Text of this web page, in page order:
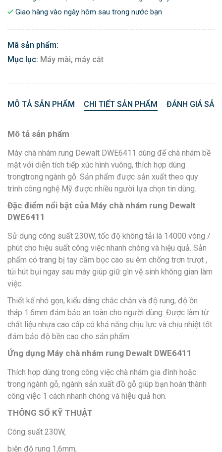
Giao hàng vào ngày hôm sau trong nước bạn
Mã sản phẩm:
Mục lục: Máy mài, máy cắt
MÔ TẢ SẢN PHẨM CHI TIẾT SẢN PHẨM ĐÁNH GIÁ
Mô tả sản phẩm
Máy chà nhám rung Dewalt DWE6411 dùng để chà nhám bề
mặt với diện tích tiếp xúc hình vuông, thích hợp dùng
trongtrong ngành gỗ. Sản phẩm được sản xuất theo quy
trình công nghệ Mỹ được nhiều người lựa chọn tin dùng.
Đặc điểm nổi bật của Máy chà nhám rung Dewalt
DWE6411
Sử dụng công suất 230W, tốc độ không tải là 14000 vòng /
phút cho hiệu suất công việc nhanh chóng và hiệu quả. Sản
phẩm có trang bị tay cầm bọc cao su êm chống trơn trượt ,
túi hút bụi ngay sau máy giúp giữ gìn vệ sinh không gian làm
việc.
Thiết kế nhỏ gọn, kiểu dáng chắc chắn và độ rung, độ ồn
tháp 1.6mm đảm bảo an toàn cho người dùng. Được làm từ
chất liệu nhựa cao cấp có khả năng chịu lực và chịu nhiệt tốt
đảm bảo độ bền cao cho sản phẩm.
Ứng dụng Máy chà nhám rung Dewalt DWE6411
Thích hợp dùng trong công việc chà nhám gia đình hoặc
trong ngành gỗ, ngành sản xuất đồ gỗ giúp bạn hoàn thành
công việc 1 cách nhanh chóng và hiệu quả hơn.
THÔNG SỐ KỸ THUẬT
Công suất 230W,
biện độ rung 1,6mm,